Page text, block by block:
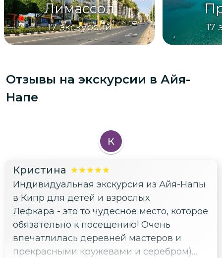
Лимассол
17 экскурсий 17
Отзывы на экскурсии в Айя-
Напе
К
Кристина
Индивидуальная экскурсия из Айя-Напы
в Кипр для детей и взрослых
Лефкара - это то чудесное место, которое
обязательно к посещению! Очень
впечатлилась деревней мастеров и
прекрасными кружевами и серебром)